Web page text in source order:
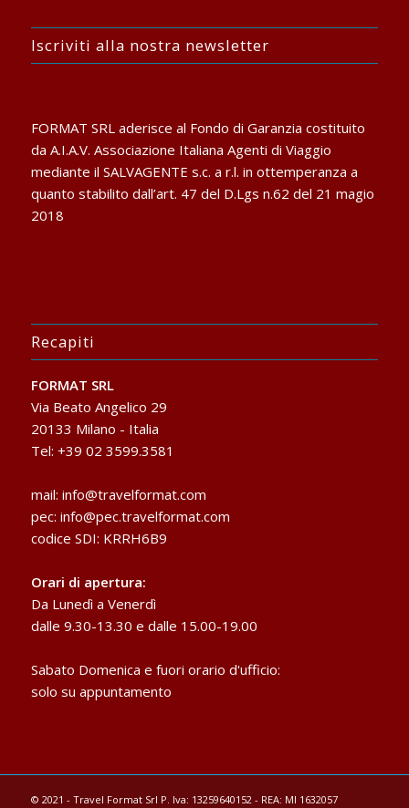
Iscriviti alla nostra newsletter
FORMAT SRL aderisce al Fondo di Garanzia costituito
da A.I.A.V. Associazione Italiana Agenti di Viaggio
mediante il SALVAGENTE s.c. a r.l. in ottemperanza a
quanto stabilito dall’art. 47 del D.Lgs n.62 del 21 magio
2018
Recapiti
FORMAT SRL
Via Beato Angelico 29
20133 Milano - Italia
Tel: +39 02 3599.3581
mail: info@travelformat.com
pec: info@pec.travelformat.com
codice SDI: KRRH6B9
Orari di apertura:
Da Lunedì a Venerdì
dalle 9.30-13.30 e dalle 15.00-19.00
Sabato Domenica e fuori orario d'ufficio:
solo su appuntamento
© 2021 - Travel Format Srl P. Iva: 13259640152 - REA: MI 1632057